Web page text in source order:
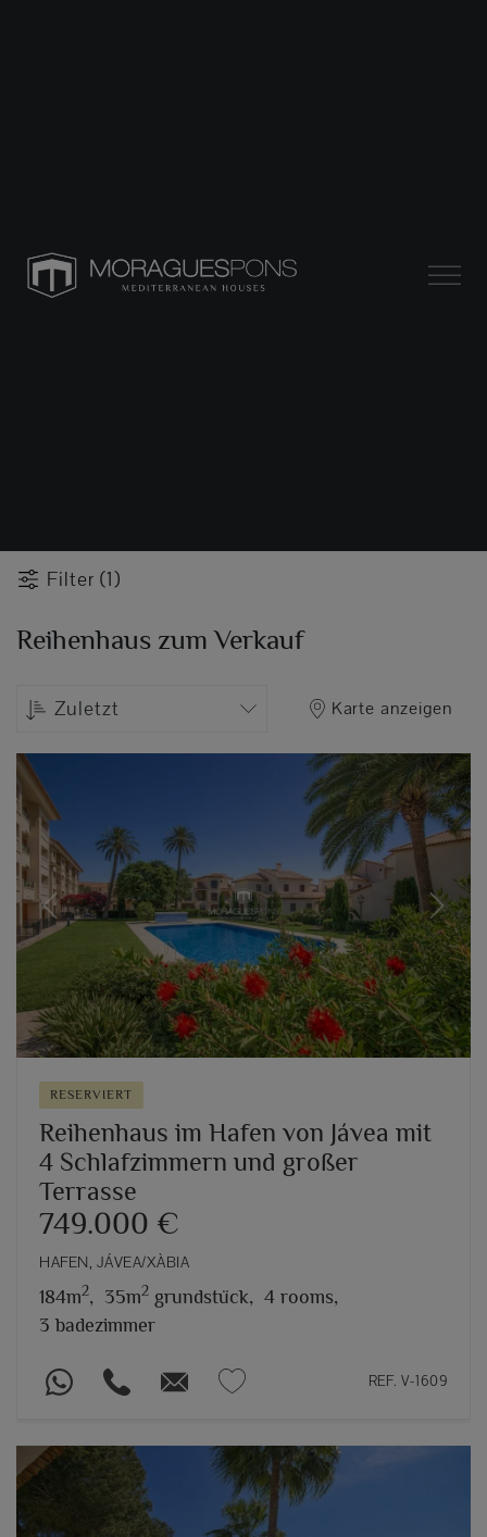
Filter (1)
Reihenhaus zum Verkauf
Zuletzt Karte anzeigen
Previous Next
RESERVIERT
Reihenhaus im Hafen von Jávea mit
4 Schlafzimmern und großer
Terrasse
749.000 €
HAFEN, JÁVEA/XÀBIA
184m2, 35m2 grundstück, 4 rooms,
3 badezimmer
REF. V-1609